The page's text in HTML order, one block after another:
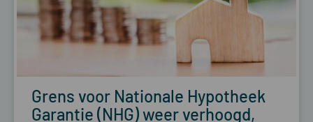
Grens voor Nationale Hypotheek
Garantie (NHG) weer verhoogd,